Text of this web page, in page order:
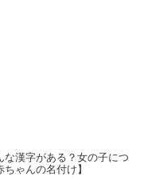
な漢字がある？女の子につ
ゃんの名付け】